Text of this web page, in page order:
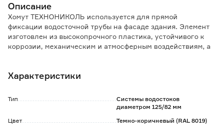
Описание
Хомут ТЕХНОНИКОЛЬ используется для прямой
фиксации водосточной трубы на фасаде здания. Элемент
изготовлен из высокопрочного пластика, устойчивого к
коррозии, механическим и атмосферным воздействиям, а
Является частью системы ТЕХНОНИКОЛЬ 125/82 мм,
строительстве для отведения воды с кровель домов и
Продукт относится к серии ТЕХНОНИКОЛЬ ARCHITECT,
Характеристики
Тип
Системы водостоков
диаметром 125/82 мм
Цвет
Темно-коричневый (RAL 8019)